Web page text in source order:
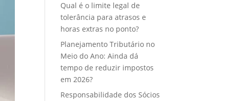
Qual é o limite legal de
tolerância para atrasos e
horas extras no ponto?
Planejamento Tributário no
Meio do Ano: Ainda dá
tempo de reduzir impostos
em 2026?
Responsabilidade dos Sócios